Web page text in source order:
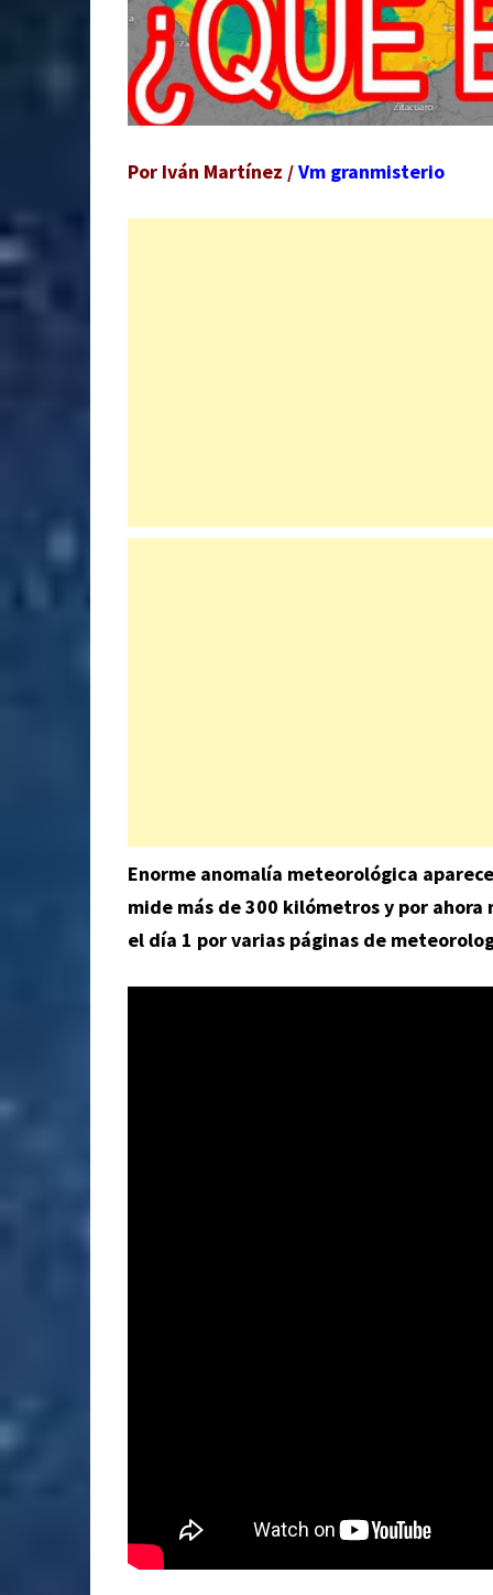
Por Iván Martínez /Vm granmisterio
Enorme anomalía meteorológica
mide más de 300 kilómetros y por
el día 1 por varias páginas de